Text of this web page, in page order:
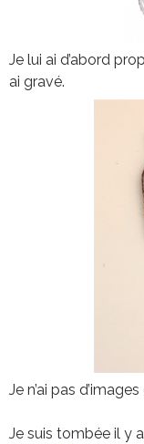
Je lui ai d’abord
ai gravé.
Je n’ai pas
Je suis tombée il y